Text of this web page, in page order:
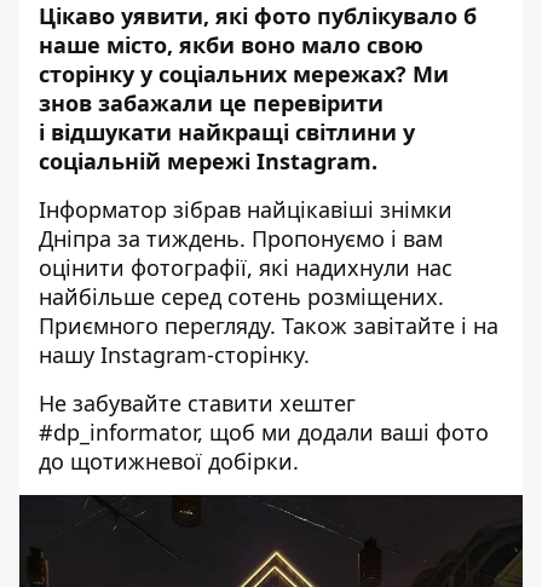
Цікаво уявити, які фото публікувало б
наше місто, якби воно мало свою
сторінку у соціальних мережах? Ми
знов забажали це перевірити
і відшукати найкращі світлини у
соціальній мережі Instagram.
Інформатор зібрав найцікавіші знімки
Дніпра за тиждень. Пропонуємо і вам
оцінити фотографії, які надихнули нас
найбільше серед сотень розміщених.
Приємного перегляду. Також завітайте і на
нашу Instagram-сторінку.
Не забувайте ставити хештег
#dp_informator, щоб ми додали ваші фото
до щотижневої добірки.